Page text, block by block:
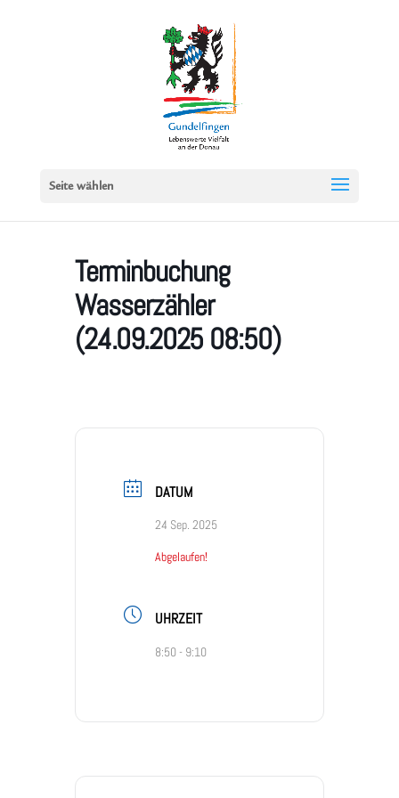
Seite wählen
Terminbuchung
Wasserzähler
(24.09.2025 08:50)
DATUM
24 Sep. 2025
Abgelaufen!
UHRZEIT
8:50 - 9:10